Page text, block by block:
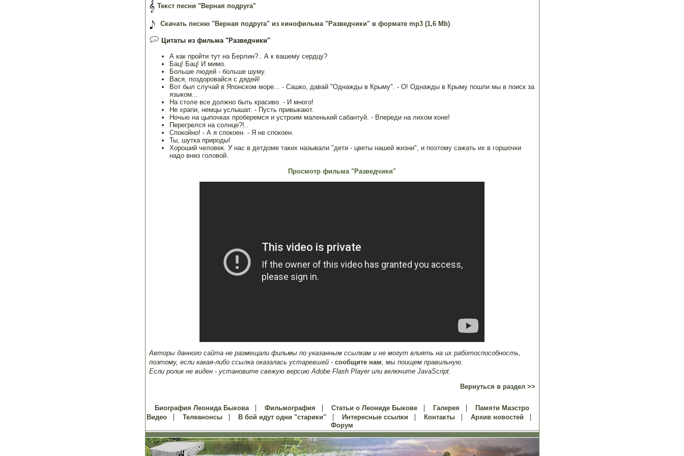
Текст песни "Верная подруга"
Скачать песню "Верная подруга" из кинофильма "Разведчики" в формате mp3 (1,6 Mb)
Цитаты из фильма "Разведчики"
А как пройти тут на Берлин?.. А к вашему сердцу?
Бац! Бац! И мимо.
Больше людей - больше шуму.
Вася, поздоровайся с дядей!
Вот был случай в Японском море... - Сашко, давай "Однажды в Крыму". - О! Однажды в Крыму пошли мы в поиск за
языком...
На столе все должно быть красиво. - И много!
Не храпи, немцы услышат. - Пусть привыкают.
Ночью на цыпочках проберемся и устроим маленький сабантуй. - Впереди на лихом коне!
Перегрелся на солнце?!..
Спокойно! - А я спокоен. - Я не спокоен.
Ты, шутка природы!
Хороший человек. У нас в детдоме таких называли "дети - цветы нашей жизни", и поэтому сажать их в горшочки
надо вниз головой.
Просмотр фильма "Разведчики"
Авторы данного сайта не размещали фильмы по указанным ссылкам и не могут влиять на их работоспособность,
поэтому, если какая-либо ссылка оказалась устаревшей - сообщите нам, мы поищем правильную.
Если ролик не виден - установите свежую версию Adobe Flash Player или включите JavaScript.
Вернуться в раздел >>
Биография Леонида Быкова | Фильмография | Статьи о Леониде Быкове | Галерея |
Памяти Маэстро
Видео | Телеанонсы | В бой идут одни "старики" | Интересные ссылки | Контакты | Архив новостей |
Форум